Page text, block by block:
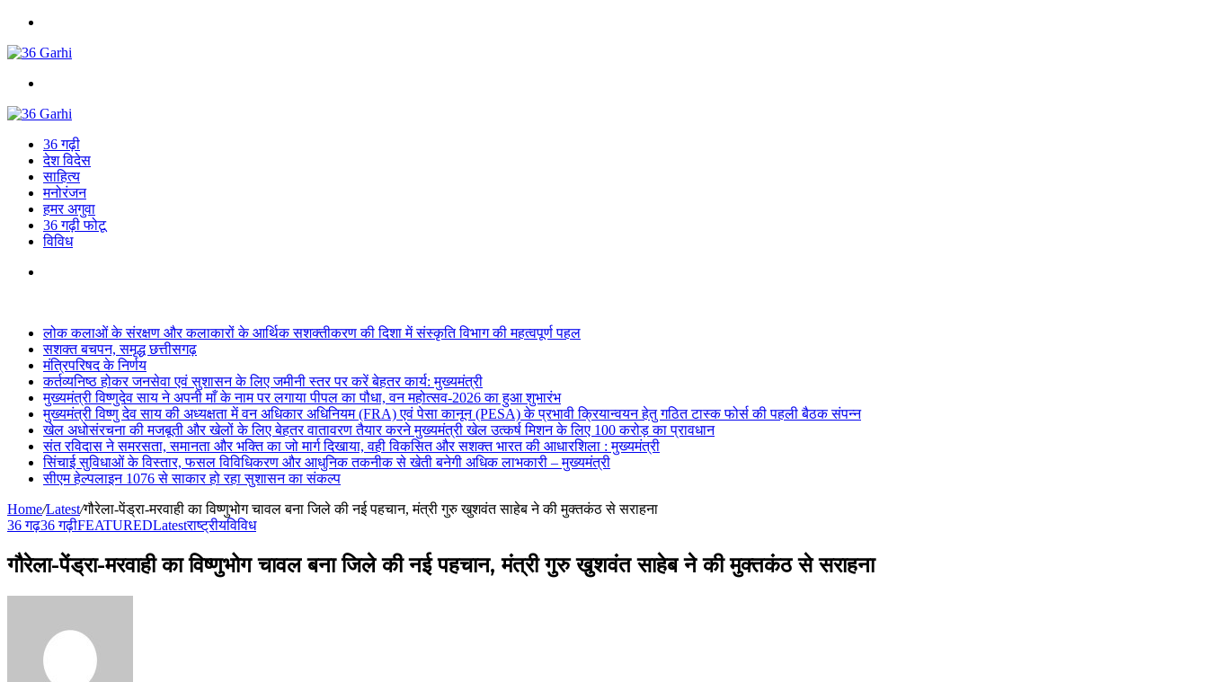
36 गढ़ी
देश विदेस
साहित्य
मनोरंजन
हमर अगुवा
36 गढ़ी फोटू
विविध
लोक कलाओं के संरक्षण और कलाकारों के आर्थिक सशक्तीकरण की दिशा में संस्कृति विभाग की महत्वपूर्ण पहल
सशक्त बचपन, समृद्ध छत्तीसगढ़
मंत्रिपरिषद के निर्णय
कर्तव्यनिष्ठ होकर जनसेवा एवं सुशासन के लिए जमीनी स्तर पर करें बेहतर कार्य: मुख्यमंत्री
मुख्यमंत्री विष्णुदेव साय ने अपनी माँ के नाम पर लगाया पीपल का पौधा, वन महोत्सव-2026 का हुआ शुभारंभ
मुख्यमंत्री विष्णु देव साय की अध्यक्षता में वन अधिकार अधिनियम (FRA) एवं पेसा कानून (PESA) के प्रभावी क्रियान्वयन हेतु गठित टास्क फोर्स की पहली बैठक संपन्न
खेल अधोसंरचना की मजबूती और खेलों के लिए बेहतर वातावरण तैयार करने मुख्यमंत्री खेल उत्कर्ष मिशन के लिए 100 करोड़ का प्रावधान
संत रविदास ने समरसता, समानता और भक्ति का जो मार्ग दिखाया, वही विकसित और सशक्त भारत की आधारशिला : मुख्यमंत्री
सिंचाई सुविधाओं के विस्तार, फसल विविधिकरण और आधुनिक तकनीक से खेती बनेगी अधिक लाभकारी – मुख्यमंत्री
सीएम हेल्पलाइन 1076 से साकार हो रहा सुशासन का संकल्प
Home/Latest/गौरेला-पेंड्रा-मरवाही का विष्णुभोग चावल बना जिले की नई पहचान, मंत्री गुरु खुशवंत साहेब ने की मुक्तकंठ से सराहना
36 गढ़36 गढ़ीFEATUREDLatestराष्ट्रीयविविध
गौरेला-पेंड्रा-मरवाही का विष्णुभोग चावल बना जिले की नई पहचान, मंत्री गुरु खुशवंत साहेब ने की मुक्तकंठ से सराहना